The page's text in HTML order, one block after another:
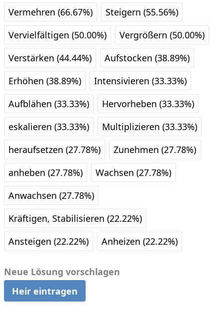
Vermehren (66.67%)
Steigern (55.56%)
Vervielfältigen (50.00%)
Vergrößern (50.00%)
Verstärken (44.44%)
Aufstocken (38.89%)
Erhöhen (38.89%)
Intensivieren (33.33%)
Aufblähen (33.33%)
Hervorheben (33.33%)
eskalieren (33.33%)
Multiplizieren (33.33%)
heraufsetzen (27.78%)
Zunehmen (27.78%)
anheben (27.78%)
Wachsen (27.78%)
Anwachsen (27.78%)
Kräftigen, Stabilisieren (22.22%)
Ansteigen (22.22%)
Anheizen (22.22%)
Neue Lösung vorschlagen
Heir eintragen